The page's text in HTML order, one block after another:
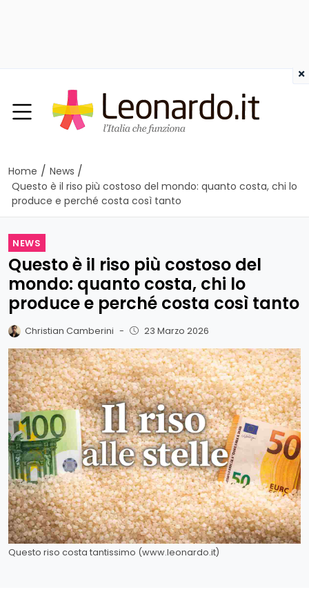
Home / News /
Questo è il riso più costoso del mondo: quanto costa, chi lo
produce e perché costa così tanto
NEWS
Questo è il riso più costoso del
mondo: quanto costa, chi lo
produce e perché costa così tanto
Christian Camberini - 23 Marzo 2026
Questo riso costa tantissimo (www.leonardo.it)
×